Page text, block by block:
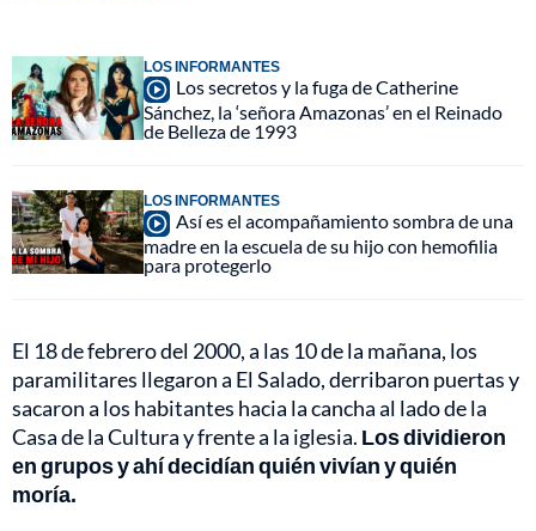
LOS INFORMANTES
Los secretos y la fuga de Catherine
Sánchez, la ‘señora Amazonas’ en el Reinado
de Belleza de 1993
LOS INFORMANTES
Así es el acompañamiento sombra de una
madre en la escuela de su hijo con hemofilia
para protegerlo
El 18 de febrero del 2000, a las 10 de la mañana, los
paramilitares llegaron a El Salado, derribaron puertas y
sacaron a los habitantes hacia la cancha al lado de la
Casa de la Cultura y frente a la iglesia. Los dividieron
en grupos y ahí decidían quién vivían y quién
moría.